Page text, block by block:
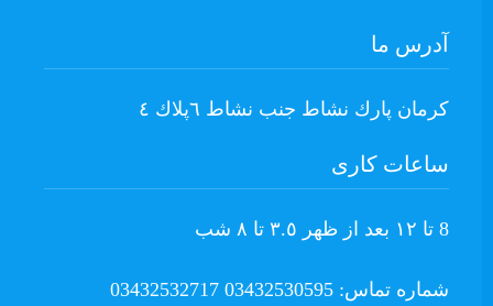
آدرس ما
كرمان پارك نشاط جنب نشاط ٦پلاك ٤
ساعات کاری
8 تا ١٢ بعد از ظهر ٣.٥ تا ٨ شب
شماره تماس: 03432530595 03432532717